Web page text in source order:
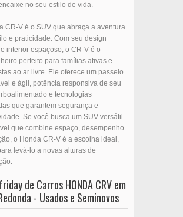
no seu estilo de vida.
CR-V é o SUV que abraça a aventura
e praticidade. Com seu design
interior espaçoso, o CR-V é o
perfeito para famílias ativas e
ao ar livre. Ele oferece um passeio
e ágil, potência responsiva de seu
e tecnologias
que garantem segurança e
Se você busca um SUV versátil
que combine espaço, desempenho
o Honda CR-V é a escolha ideal,
levá-lo a novas alturas de
friday de Carros HONDA CRV em
- Usados e Seminovos